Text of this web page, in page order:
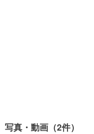
写真・動画（2件）